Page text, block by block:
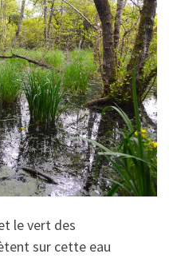
le vert des
sur cette eau